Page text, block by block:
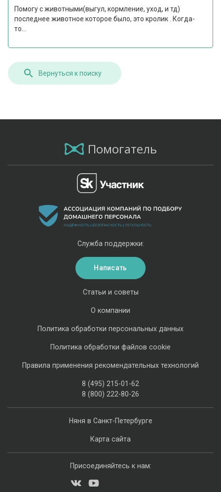
Помогу с животными(выгул, кормление, уход, и тд)
последнее животное которое было, это кролик . Когда-
то...
Вернуться к поиску
Помогатель
Няня в Санкт-Петербурге
Карта сайта
Статьи и советы
О компании
Политика обработки персональных данных
Политика обработки файлов cookie
Правила применения рекомендательных технологий
8 (495) 215-01-62
8 (800) 222-80-26
Служба поддержки:
Написать
Присоединяйтесь к нам: